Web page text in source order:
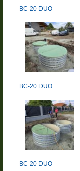
BC-20 DUO
BC-20 DUO
BC-20 DUO